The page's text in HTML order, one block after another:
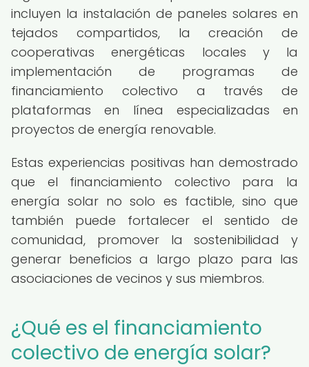
incluyen la instalación de paneles solares en
tejados compartidos, la creación de
cooperativas energéticas locales y la
implementación de programas de
financiamiento colectivo a través de
plataformas en línea especializadas en
proyectos de energía renovable.
Estas experiencias positivas han demostrado
que el financiamiento colectivo para la
energía solar no solo es factible, sino que
también puede fortalecer el sentido de
comunidad, promover la sostenibilidad y
generar beneficios a largo plazo para las
asociaciones de vecinos y sus miembros.
¿Qué es el financiamiento
colectivo de energía solar?